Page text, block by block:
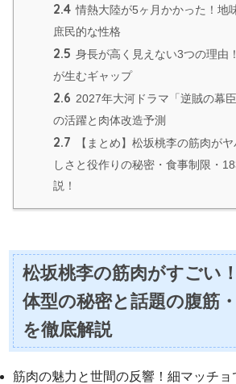
2.4 情熱大陸が5ヶ月かかった！地
庶民的な性格
2.5 身長が高く見えない3つの理由
が生むギャップ
2.6 2027年大河ドラマ「逆賊の幕
の活躍と肉体改造予測
2.7
【まとめ】松坂桃李の筋肉が
しさと役作りの秘密・食事制限・
説！
松坂桃李の筋肉がすごい
体型の秘密と話題の腹筋
を徹底解説
筋肉の魅力と世間の反響！細マッチョ